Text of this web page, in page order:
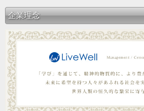
企業理念